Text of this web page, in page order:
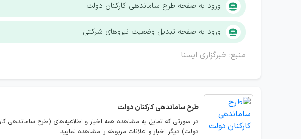
ورود به صفحه طرح ساماندهی کارکنان دولت
ورود به صفحه تبدیل وضعیت نیروهای شرکتی
منبع: خبرگزاری ایسنا
طرح ساماندهی کارکنان دولت
در صورتی که تمایل به مشاهده همه اخبار و اطلاعیه‌های (طرح ساماندهی
دولت) دیگر اخبار و اعلانات مربوطه را مشاهده نمایید.